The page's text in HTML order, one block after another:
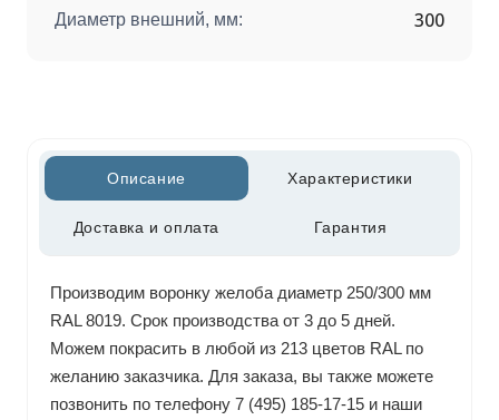
Диаметр внешний, мм: 300
Описание Характеристики
Доставка и оплата Гарантия
Производим воронку желоба диаметр 250/300 мм
RAL 8019. Срок производства от 3 до 5 дней.
Можем покрасить в любой из 213 цветов RAL по
желанию заказчика. Для заказа, вы также можете
позвонить по телефону 7 (495) 185-17-15 и наши